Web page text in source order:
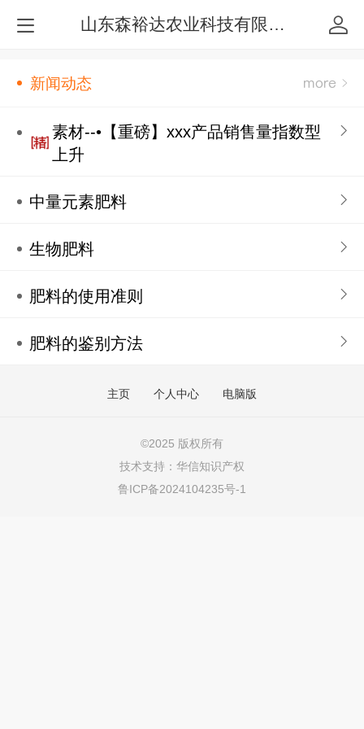
山东森裕达农业科技有限公司
新闻动态
素材--•【重磅】xxx产品销售量指数型
上升
中量元素肥料
生物肥料
肥料的使用准则
肥料的鉴别方法
主页 个人中心 电脑版
©2025 版权所有
技术支持： 华信知识产权
鲁ICP备2024104235号-1